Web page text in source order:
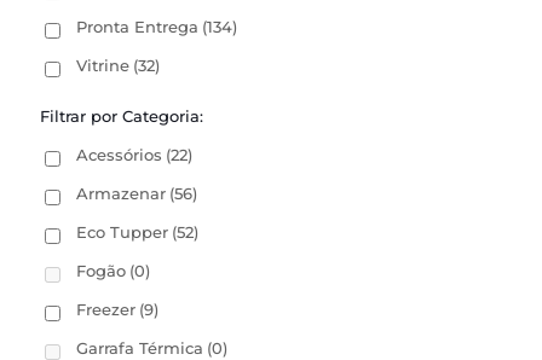
Pronta Entrega (134)
Vitrine (32)
Filtrar por Categoria:
Acessórios (22)
Armazenar (56)
Eco Tupper (52)
Fogão (0)
Freezer (9)
Garrafa Térmica (0)